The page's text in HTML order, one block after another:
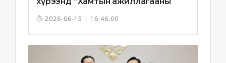
2026-06-15 | 16:46:00